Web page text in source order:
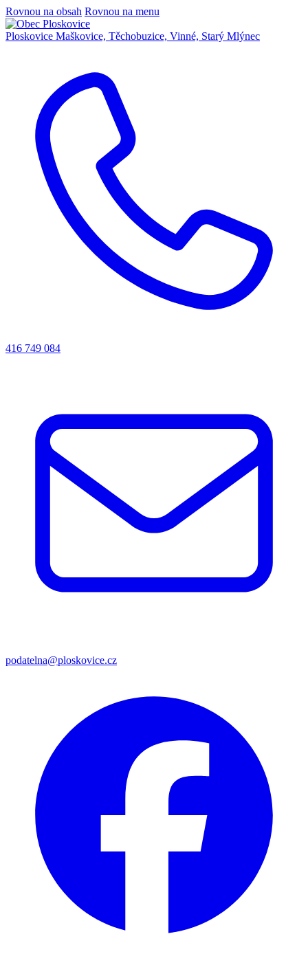
Rovnou na obsah Rovnou na menu
Ploskovice Maškovice, Těchobuzice, Vinné, Starý Mlýnec
416 749 084
podatelna@ploskovice.cz